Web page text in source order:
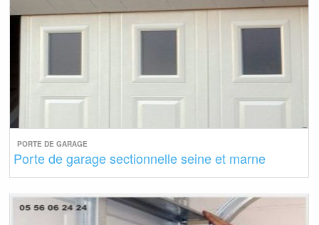
PORTE DE GARAGE
Porte de garage sectionnelle seine et marne